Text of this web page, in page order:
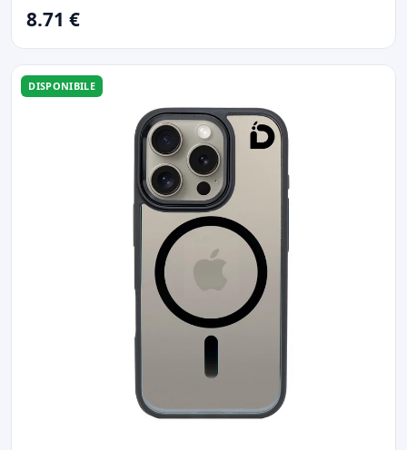
8.71 €
DISPONIBILE